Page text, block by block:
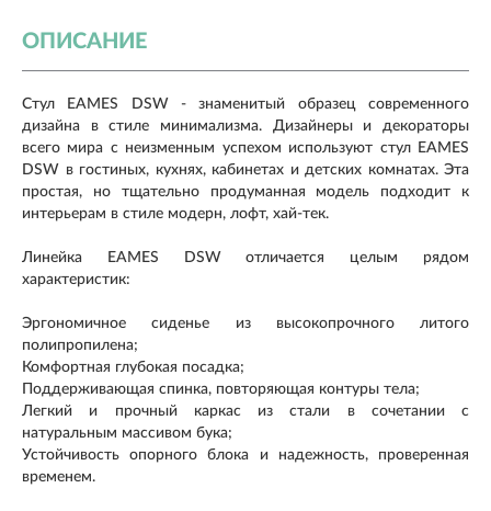
ОПИСАНИЕ
Стул EAMES DSW - знаменитый образец современного
дизайна в стиле минимализма. Дизайнеры и декораторы
всего мира с неизменным успехом используют стул EAMES
DSW в гостиных, кухнях, кабинетах и детских комнатах. Эта
простая, но тщательно продуманная модель подходит к
интерьерам в стиле модерн, лофт, хай-тек.
Линейка EAMES DSW отличается целым рядом
характеристик:
Эргономичное сиденье из высокопрочного литого
полипропилена;
Комфортная глубокая посадка;
​Поддерживающая спинка, повторяющая контуры тела;
Легкий и прочный каркас из стали в сочетании с
натуральным массивом бука;
Устойчивость опорного блока и надежность, проверенная
временем.